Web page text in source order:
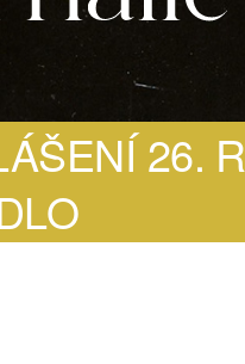
26.